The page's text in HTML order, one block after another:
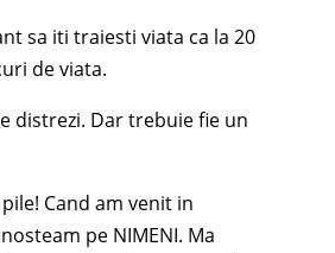
sa iti traiesti viata ca la 20
de viata.
distrezi. Dar trebuie fie un
Cand am venit in
pe NIMENI. Ma